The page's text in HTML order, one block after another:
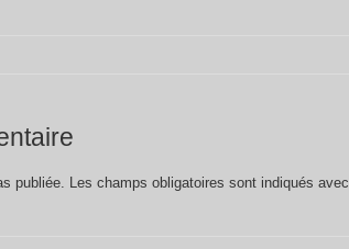
publiée. Les champs obligatoires sont indiqués avec